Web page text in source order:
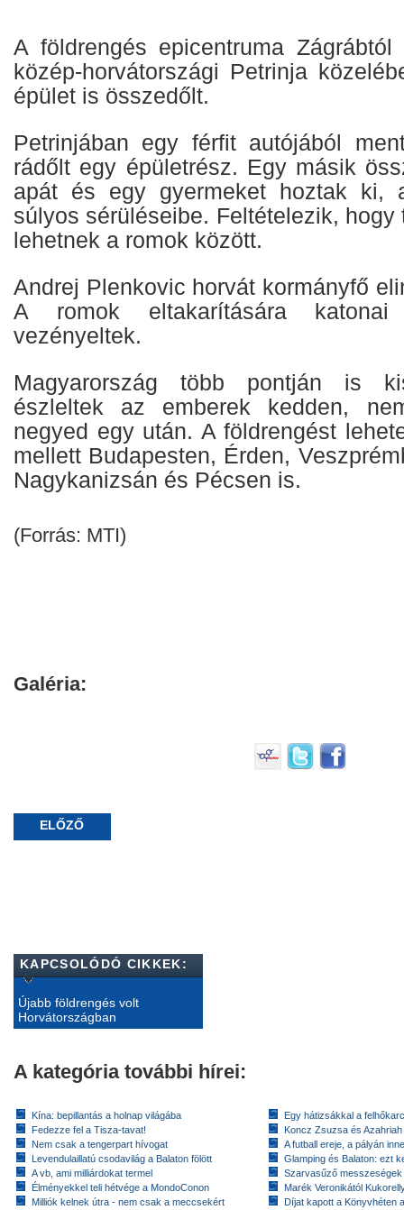
A földrengés epicentruma
közép-horvátországi Petrinja
épület is összedőlt.
Petrinjában egy férfit autójából
rádőlt egy épületrész. Egy másik
apát és egy gyermeket hoztak ki,
súlyos sérüléseibe. Feltételezik,
lehetnek a romok között.
Andrej Plenkovic horvát kormányfő
A romok eltakarítására
vezényeltek.
Magyarország több pontján is
észleltek az emberek kedden,
negyed egy után. A földrengést
mellett Budapesten, Érden,
Nagykanizsán és Pécsen is.
(Forrás: MTI)
Galéria:
ELŐZŐ
KAPCSOLÓDÓ CIKKEK:
Újabb földrengés volt
Horvátországban
A kategória további hírei:
Kína: bepillantás a holnap világába
Fedezze fel a Tisza-tavat!
Nem csak a tengerpart hívogat
Levendulaillatú csodavilág a Balaton fölött
A vb, ami milliárdokat termel
Élményekkel teli hétvége a MondoConon
Milliók kelnek útra - nem csak a meccsekért
Egy hátizsákkal a
Koncz Zsuzsa és
A futball ereje, a pályán
Glamping és Balaton: ezt
Szarvasűző messzeségek
Marék Veronikától
Díjat kapott a Könyvhéten